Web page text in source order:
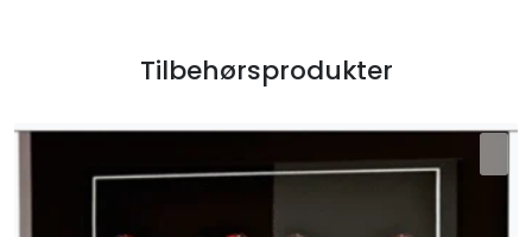
Tilbehørsprodukter